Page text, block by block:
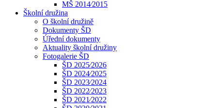
MŠ 2014⁄2015
Školní družina
O školní družině
Dokumenty ŠD
Úřední dokumenty
Aktuality školní družiny
Fotogalerie ŠD
ŠD 2025⁄2026
ŠD 2024⁄2025
ŠD 2023⁄2024
ŠD 2022⁄2023
ŠD 2021⁄2022